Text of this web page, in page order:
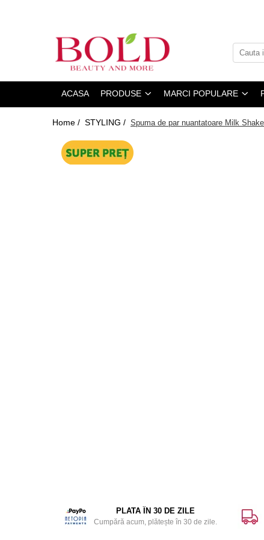
ACASA PRODUSE MARCI POPULARE
Home / STYLING / Spuma de par nuantatoare Milk
PLATA ÎN 30 DE ZILE
Cumpără acum, plătește în 30 de zile.